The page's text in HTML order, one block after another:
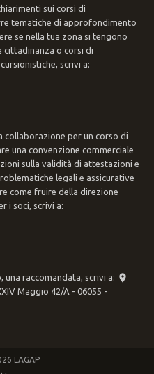
sui corsi di
tematiche di approfondimento
se nella tua zona si tengono
o corsi di
scrivi a:
collaborazione per un corso di
una convenzione commerciale
sulla validità di attestazioni e
legali e assicurative
come fruire della direzione
i soci, scrivi a:
una raccomandata, scrivi a:
Maggio 42/A - 06055 -
LAGAP